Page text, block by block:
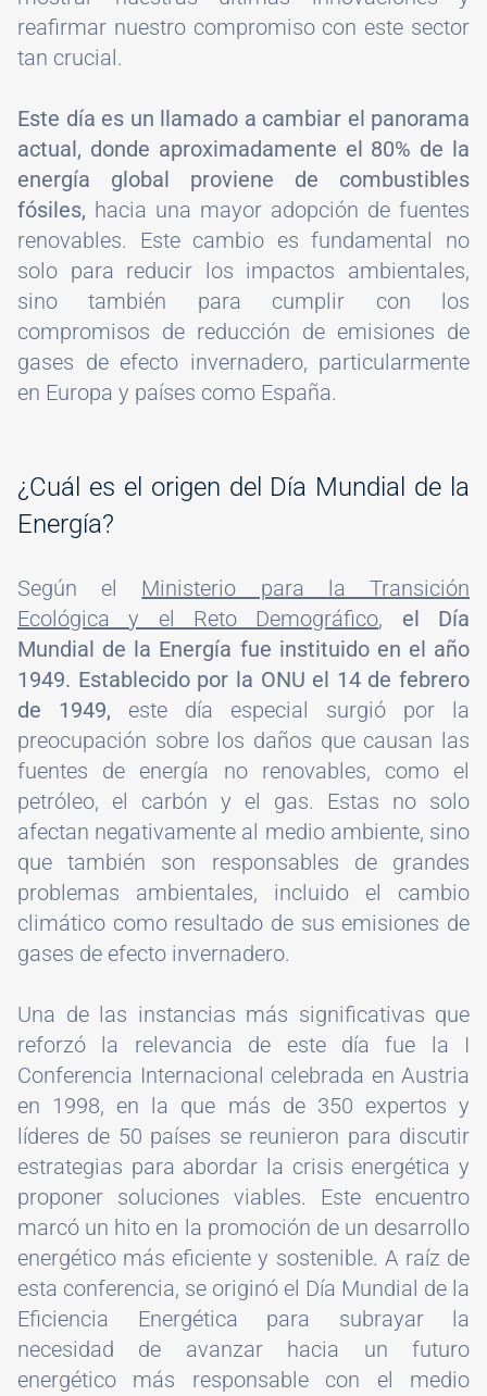
reafirmar nuestro compromiso con este sector
tan crucial.
Este día es un llamado a cambiar el panorama
actual, donde aproximadamente el 80% de la
energía global proviene de combustibles
fósiles, hacia una mayor adopción de fuentes
renovables. Este cambio es fundamental no
solo para reducir los impactos ambientales,
sino también para cumplir con los
compromisos de reducción de emisiones de
gases de efecto invernadero, particularmente
en Europa y países como España.
¿Cuál es el origen del Día Mundial de la
Energía?
Según el Ministerio para la Transición
Ecológica y el Reto Demográfico, el Día
Mundial de la Energía fue instituido en el año
1949. Establecido por la ONU el 14 de febrero
de 1949, este día especial surgió por la
preocupación sobre los daños que causan las
fuentes de energía no renovables, como el
petróleo, el carbón y el gas. Estas no solo
afectan negativamente al medio ambiente, sino
que también son responsables de grandes
problemas ambientales, incluido el cambio
climático como resultado de sus emisiones de
gases de efecto invernadero.
Una de las instancias más significativas que
reforzó la relevancia de este día fue la I
Conferencia Internacional celebrada en Austria
en 1998, en la que más de 350 expertos y
líderes de 50 países se reunieron para discutir
estrategias para abordar la crisis energética y
proponer soluciones viables. Este encuentro
marcó un hito en la promoción de un desarrollo
energético más eficiente y sostenible. A raíz de
esta conferencia, se originó el Día Mundial de la
Eficiencia Energética para subrayar la
necesidad de avanzar hacia un futuro
energético más responsable con el medio